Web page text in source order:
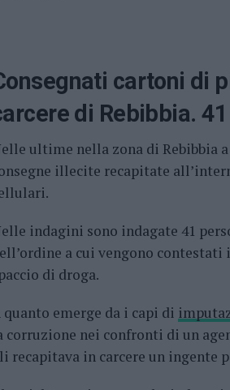
cartoni di
di Rebibbia.
ultime nella zona di Rebibbia
illecite recapitate
indagini sono indagate 41
a cui vengono
di droga.
quanto emerge da i capi di
corruzione nei confronti di un
recapitava in carcere un ingente